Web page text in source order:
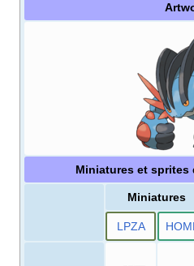
Miniatures et sprites
Miniatures
LPZA